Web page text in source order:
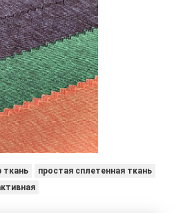
ткань
простая сплетенная ткань